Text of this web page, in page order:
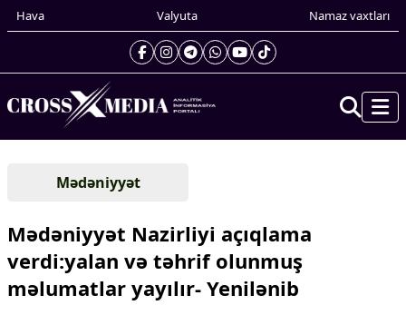
Hava Valyuta Namaz vaxtları
Gündəm
Xarici xəbərlər
Cənubi Qafqaz
Türk Dünyası
Mədəniyyət
Mədəniyyət Nazirliyi açıqlama
verdi:yalan və təhrif olunmuş
məlumatlar yayılır- Yenilənib